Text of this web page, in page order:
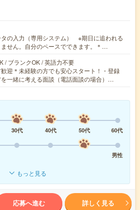
タの入力（専用システム） ※期日に追われる
せん。自分のペースでできます。＊…
/ ブランクOK / 英語力不要
歓迎＊未経験の方でも安心スタート！・登録
一緒に考える面談（電話面談の場合）…
30代 40代 50代
60代
男性
もっと見る
応募へ進む 詳しく見る